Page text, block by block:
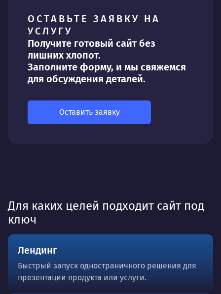
ОСТАВЬТЕ ЗАЯВКУ НА
УСЛУГУ
Получите готовый сайт без
лишних хлопот.
Заполните форму, и мы свяжемся
для обсуждения деталей.
Оставить заявку
Для каких целей подходит сайт под
ключ
Лендинг
Быстрый запуск одностраничного решения для
презентации продукта или услуги.